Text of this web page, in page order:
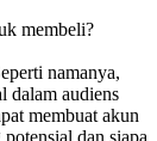
membeli?
namanya,
dalam audiens
membuat akun
dan siapa